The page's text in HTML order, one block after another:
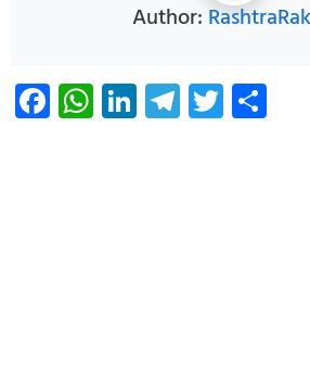
Author:
Facebook
WhatsApp
LinkedIn
Telegram
Twitter